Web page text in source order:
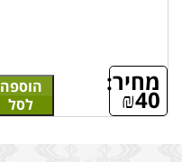
מחיר:
₪40
הוספה
לסל